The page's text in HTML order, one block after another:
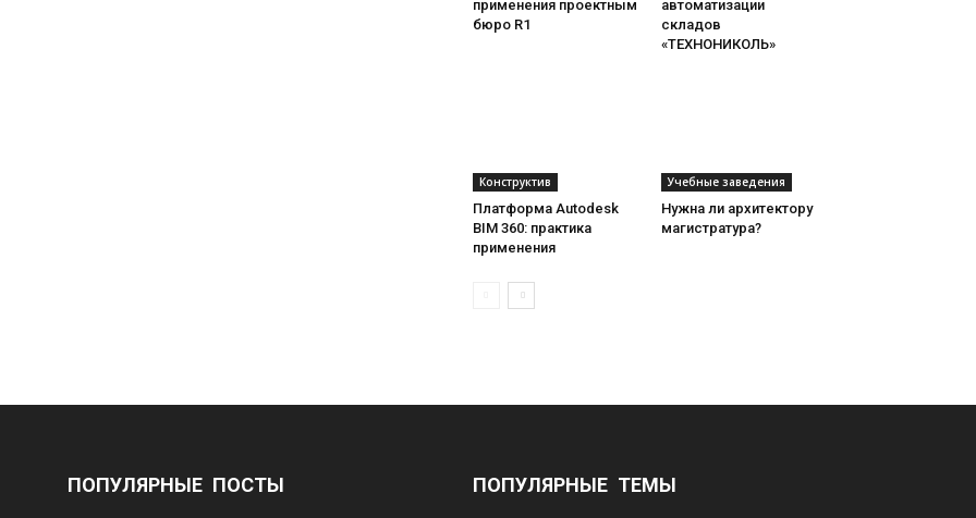
применения проектным
бюро R1
автоматизации
складов
«ТЕХНОНИКОЛЬ»
Конструктив
Платформа Autodesk
BIM 360: практика
применения
Учебные заведения
Нужна ли архитектору
магистратура?
ПОПУЛЯРНЫЕ ПОСТЫ ПОПУЛЯРНЫЕ ТЕМЫ